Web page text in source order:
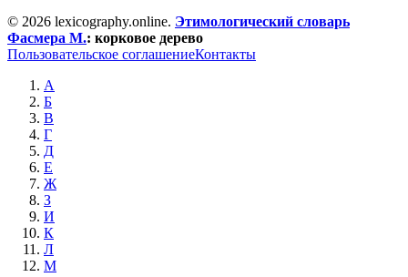
© 2026 lexicography.online. Этимологический словарь
Фасмера М.: корковое дерево
Пользовательское соглашениеКонтакты
А
Б
В
Г
Д
Е
Ж
З
И
К
Л
М